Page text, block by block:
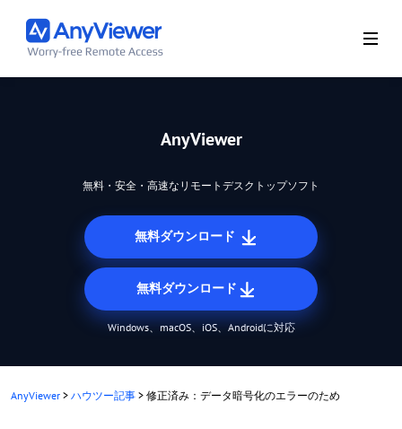
AnyViewer
無料・安全・高速なリモートデスクトップソフト
無料ダウンロード
無料ダウンロード
Windows、macOS、iOS、Androidに対応
AnyViewer > ハウツー記事 > 修正済み：データ暗号化のエラーのため